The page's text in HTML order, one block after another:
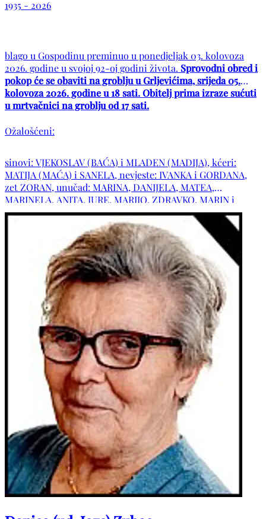
1935 - 2026
blago u Gospodinu preminuo u ponedjeljak 03. kolovoza
2026. godine u svojoj 92-oj godini života. Sprovodni obred i
pokop će se obaviti na groblju u Grljevićima, srijeda 05.
kolovoza 2026. godine u 18 sati. Obitelj prima izraze sućuti
u mrtvačnici na groblju od 17 sati.
Ožalošćeni:
sinovi: VJEKOSLAV (BAĆA) i MLADEN (MADIJA), kćeri:
MATIJA (MAĆA) i SANELA, nevjeste: IVANKA i GORDANA,
zet ZORAN, unučad: MARINA, DANIJELA, MATEA,
MARINELA, ANITA, JURE, MARIJO, ZDRAVKO, MARIN i
MARIJANA, praunučad, obitelj pok. braće: VINKA i VLADE,
obitelji pok. sestara: RUŽE, MARE, ANĐE i TERKE, šura
MLADEN s obitelji, obitelji pok. šura: JAGE i MILKE,
svastike: JANJA, MIRA, ZDENKA s obiteljima i ZDRAVKA te
ostala rodbina i prijatelji. POČIVAO U MIRU BOŽJEM!